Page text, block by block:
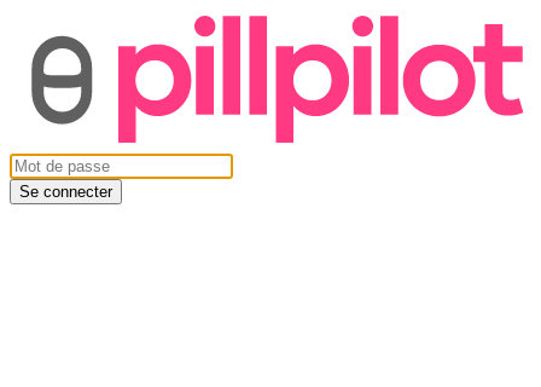
Se connecter